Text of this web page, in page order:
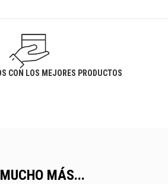
CON LOS MEJORES PRODUCTOS
MÁS...